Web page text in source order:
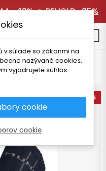
-40%🔥DEVOLD -25%
Doplnky
PODKOLIENKY
-15%
v súlade so zákonmi na
nazývané cookies.
vyjadrujete súhlas.
cookie
cookie